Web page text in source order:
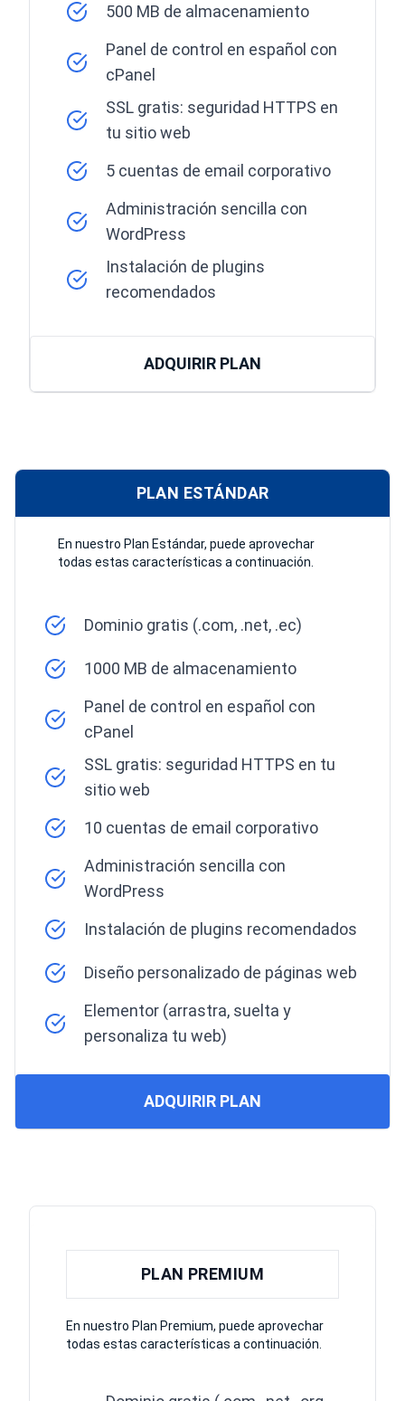
500 MB de almacenamiento
Panel de control en español con
cPanel
SSL gratis: seguridad HTTPS en
tu sitio web
5 cuentas de email corporativo
Administración sencilla con
WordPress
Instalación de plugins
recomendados
ADQUIRIR PLAN
PLAN ESTÁNDAR
En nuestro Plan Estándar, puede aprovechar
todas estas características a continuación.
Dominio gratis (.com, .net, .ec)
1000 MB de almacenamiento
Panel de control en español con
cPanel
SSL gratis: seguridad HTTPS en tu
sitio web
10 cuentas de email corporativo
Administración sencilla con
WordPress
Instalación de plugins recomendados
Diseño personalizado de páginas web
Elementor (arrastra, suelta y
personaliza tu web)
ADQUIRIR PLAN
PLAN PREMIUM
En nuestro Plan Premium, puede aprovechar
todas estas características a continuación.